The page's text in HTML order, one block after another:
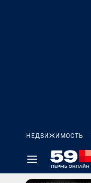
НЕДВИЖИМОСТЬ